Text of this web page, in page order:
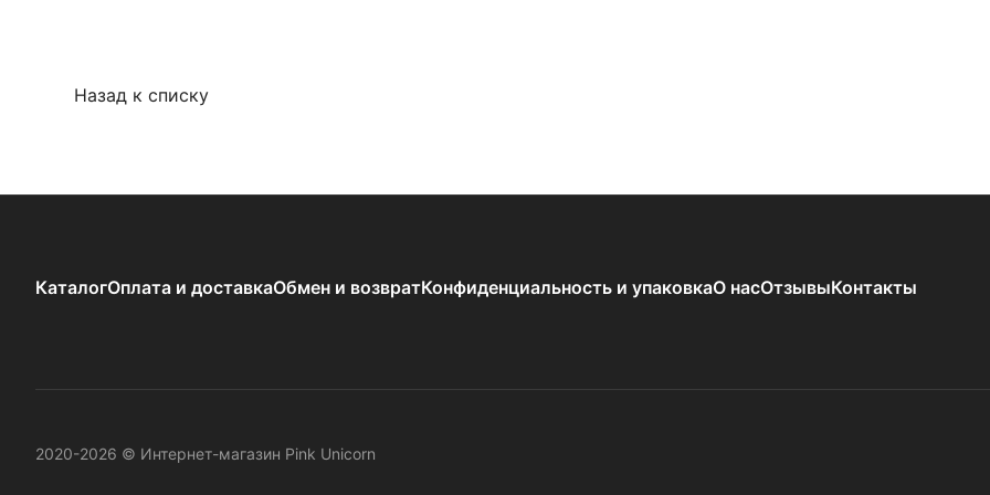
Назад к списку
КаталогОплата и доставкаОбмен и возвратКонфиденциальность и упаковкаО насОтзывыКонтакты
2020-2026 © Интернет-магазин Pink Unicorn